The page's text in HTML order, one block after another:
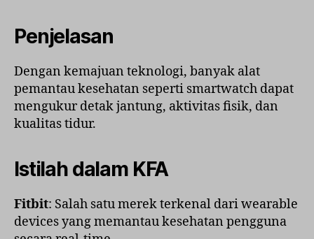
Penjelasan
Dengan kemajuan teknologi, banyak alat
pemantau kesehatan seperti smartwatch dapat
mengukur detak jantung, aktivitas fisik, dan
kualitas tidur.
Istilah dalam KFA
Fitbit: Salah satu merek terkenal dari wearable
devices yang memantau kesehatan pengguna